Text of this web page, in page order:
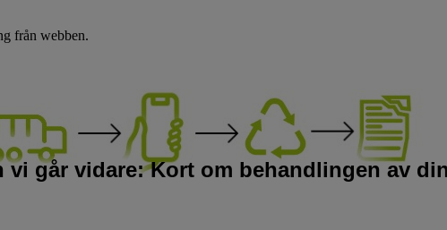
vi går vidare: Kort om behandlingen av
från webben.